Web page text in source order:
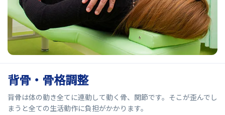
背骨・骨格調整
背骨は体の動き全てに連動して動く骨、関節です。そこが歪んでし
まうと全ての生活動作に負担がかかります。